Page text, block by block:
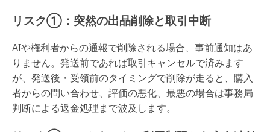
リスク①：突然の出品削除と取引中断
AIや権利者からの通報で削除される場合、事前通知はあ
りません。発送前であれば取引キャンセルで済みます
が、発送後・受領前のタイミングで削除が走ると、購入
者からの問い合わせ、評価の悪化、最悪の場合は事務局
判断による返金処理まで波及します。